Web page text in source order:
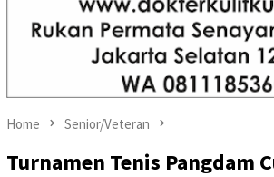
Home Senior/Veteran
Turnamen Tenis Pangdam